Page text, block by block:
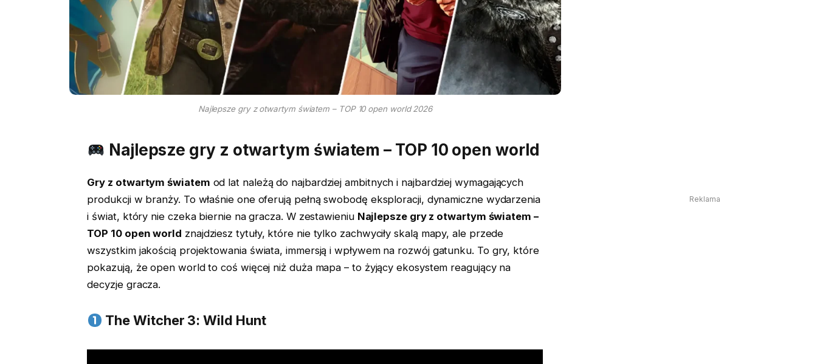
Najlepsze gry z otwartym światem – TOP 10 open world 2026
Najlepsze gry z otwartym światem – TOP 10 open world
Gry z otwartym światem od lat należą do najbardziej ambitnych i najbardziej wymagających
produkcji w branży. To właśnie one oferują pełną swobodę eksploracji, dynamiczne wydarzenia
i świat, który nie czeka biernie na gracza. W zestawieniu Najlepsze gry z otwartym światem –
TOP 10 open world znajdziesz tytuły, które nie tylko zachwyciły skalą mapy, ale przede
wszystkim jakością projektowania świata, immersją i wpływem na rozwój gatunku. To gry, które
pokazują, że open world to coś więcej niż duża mapa – to żyjący ekosystem reagujący na
decyzje gracza.
The Witcher 3: Wild Hunt
Reklama